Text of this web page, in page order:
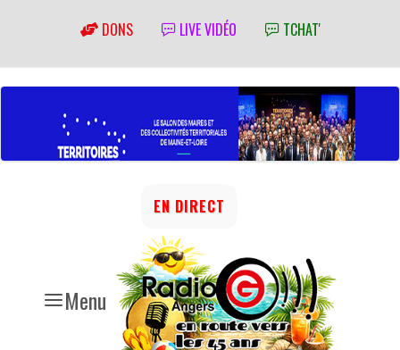
DONS LIVE VIDÉO TCHAT'
Menu
EN DIRECT